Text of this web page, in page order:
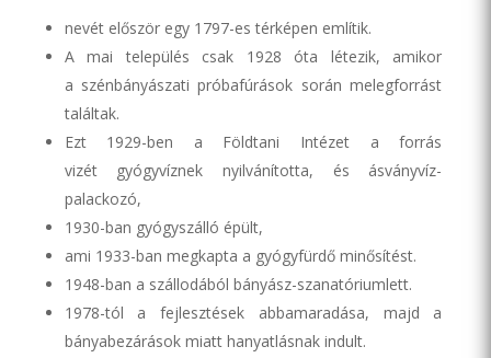
nevét először egy 1797-es térképen említik.
A mai település csak 1928 óta létezik, amikor
a szénbányászati próbafúrások során melegforrást
találtak.
Ezt 1929-ben a Földtani Intézet a forrás
vizét gyógyvíznek nyilvánította, és ásványvíz-
palackozó,
1930-ban gyógyszálló épült,
ami 1933-ban megkapta a gyógyfürdő minősítést.
1948-ban a szállodából bányász-szanatóriumlett.
1978-tól a fejlesztések abbamaradása, majd a
bányabezárások miatt hanyatlásnak indult.